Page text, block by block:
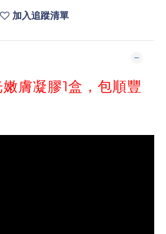
加入追蹤清單
膚凝膠1盒，包順豐